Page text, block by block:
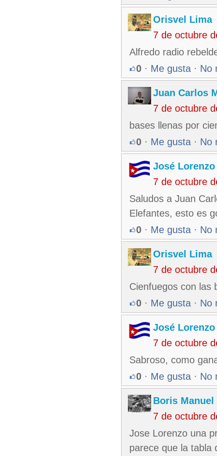
Orisvel Lima
7 de octubre
Alfredo radio
0 · Me gusta · No
Juan Carlos
7 de octubre
bases llenas por
0 · Me gusta · No
José
7 de octubre
Saludos a Juan
Elefantes, esto es
0 · Me gusta · No
Orisvel Lima
7 de octubre
Cienfuegos con las
0 · Me gusta · No
José
7 de octubre
Sabroso, como
0 · Me gusta · No
Boris Manuel
7 de octubre
Jose Lorenzo una
parece que la tabla